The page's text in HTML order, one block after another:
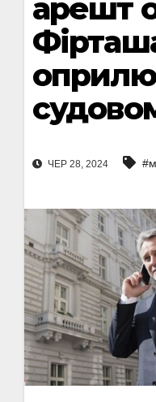
арешт
ЧЕР 28, 2024